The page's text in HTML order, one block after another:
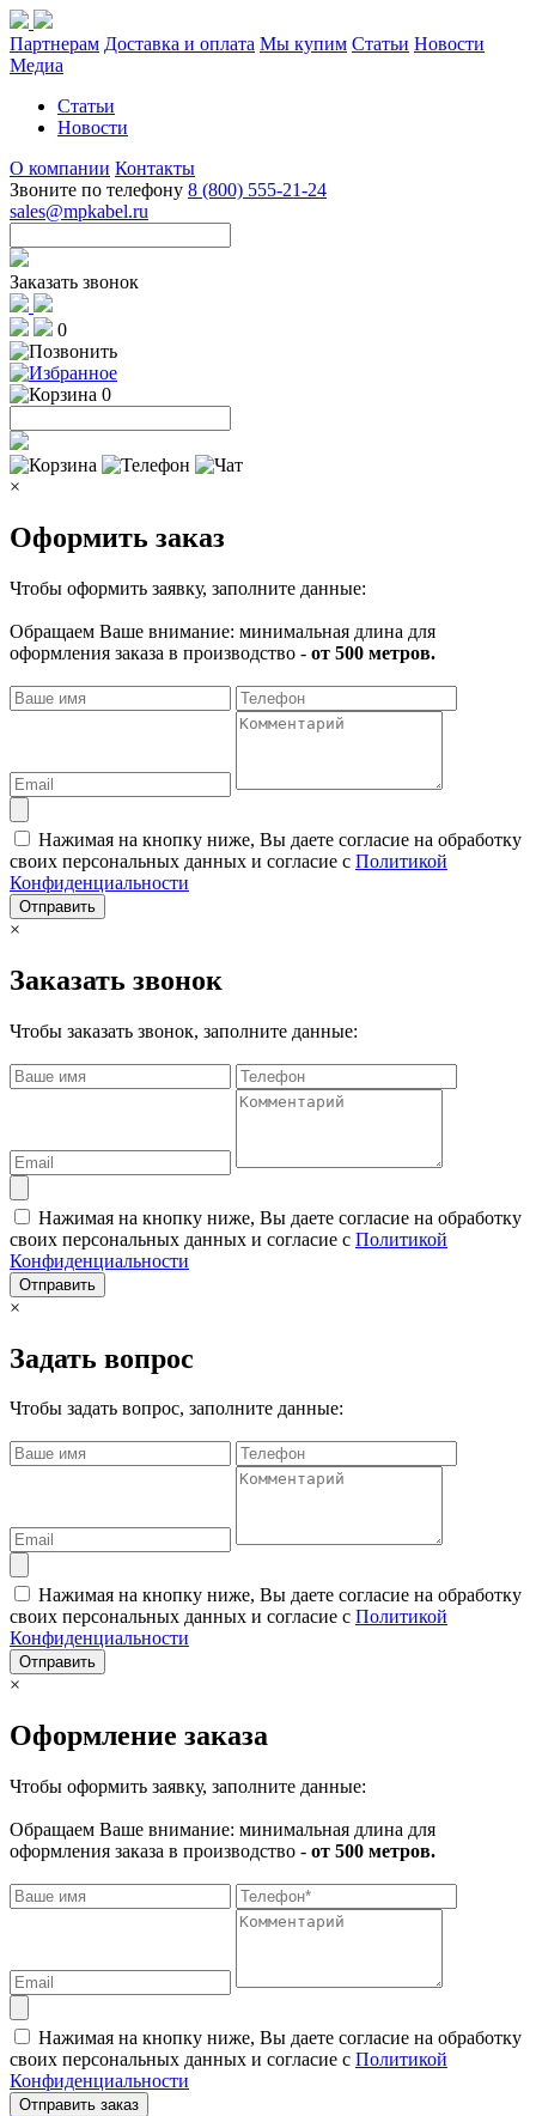
Партнерам Доставка и оплата Мы купим Статьи Новости
Медиа
Статьи
Новости
О компании Контакты
Звоните по телефону 8 (800) 555-21-24
sales@mpkabel.ru
Заказать звонок
0
0
×
Оформить заказ
Чтобы оформить заявку, заполните данные:
Обращаем Ваше внимание: минимальная длина для
оформления заказа в производство - от 500 метров.
Нажимая на кнопку ниже, Вы даете согласие на обработку
своих персональных данных и согласие с Политикой
Конфиденциальности
Отправить
×
Заказать звонок
Чтобы заказать звонок, заполните данные:
Нажимая на кнопку ниже, Вы даете согласие на обработку
своих персональных данных и согласие с Политикой
Конфиденциальности
Отправить
×
Задать вопрос
Чтобы задать вопрос, заполните данные:
Нажимая на кнопку ниже, Вы даете согласие на обработку
своих персональных данных и согласие с Политикой
Конфиденциальности
Отправить
×
Оформление заказа
Чтобы оформить заявку, заполните данные:
Обращаем Ваше внимание: минимальная длина для
оформления заказа в производство - от 500 метров.
Нажимая на кнопку ниже, Вы даете согласие на обработку
своих персональных данных и согласие с Политикой
Конфиденциальности
Отправить заказ